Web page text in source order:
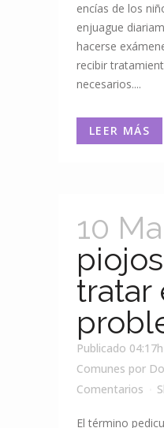
encías de los
enjuague
hacerse
recibir
necesarios....
LEER MÁS
10
tratar
Publicado 04:17h
Comunes por
Comentarios
El término